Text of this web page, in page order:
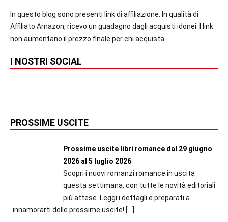
In questo blog sono presenti link di affiliazione. In qualità di
Affiliato Amazon, ricevo un guadagno dagli acquisti idonei. I link
non aumentano il prezzo finale per chi acquista.
I NOSTRI SOCIAL
PROSSIME USCITE
Prossime uscite libri romance dal 29 giugno
2026 al 5 luglio 2026
Scopri i nuovi romanzi romance in uscita
questa settimana, con tutte le novità editoriali
più attese. Leggi i dettagli e preparati a
innamorarti delle prossime uscite! […]